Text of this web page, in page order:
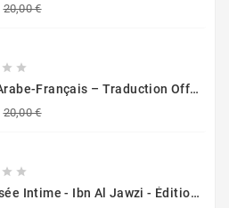
20,00 €
 
Coran Arabe-Français – Traduction Officielle (14x20 Cm ) – Couverture Daim Luxees Dorées
20,00 €
 
La Pensée Intime - Ibn Al Jawzi - Éditions Chama (Al Azhar)